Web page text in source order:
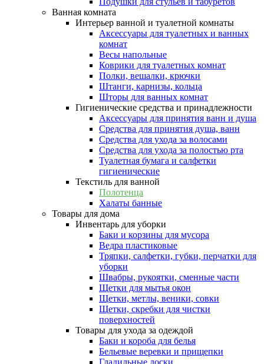
Ванная комната
Интерьер ванной и туалетной комнаты
Аксессуары для туалетных и ванных
комнат
Весы напольные
Коврики для туалетных комнат
Полки, вешалки, крючки
Штанги, карнизы, кольца
Шторы для ванных комнат
Гигиенические средства и принадлежности
Аксессуары для принятия ванн и душа
Средства для принятия душа, ванн
Средства для ухода за волосами
Средства для ухода за полостью рта
Туалетная бумага и салфетки
гигиенические
Текстиль для ванной
Полотенца
Халаты банные
Товары для дома
Инвентарь для уборки
Баки и корзины для мусора
Ведра пластиковые
Тряпки, салфетки, губки, перчатки для
уборки
Швабры, рукоятки, сменные части
Щетки для мытья окон
Щетки, метлы, веники, совки
Щетки, скребки для чистки
поверхностей
Товары для ухода за одеждой
Баки и короба для белья
Бельевые веревки и прищепки
Гладильные доски